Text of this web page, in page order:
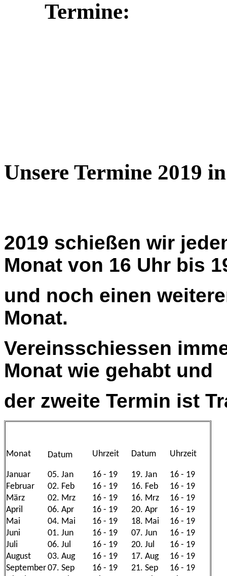
Unsere Termine 2019
2019 schießen wir
Monat von 16 Uhr bis
und noch einen
Monat.
Vereinsschiessen
Monat wie gehabt und
der zweite Termin ist
Monat Datum Uhrzeit Datum Uhrzeit
Januar 05. Jan 16 - 19 19. Jan
16 - 19
Februar
02. Feb 16 - 19 16. Feb
16 - 19
März
02. Mrz 16 - 19 16. Mrz
16 - 19
April
06. Apr 16 - 19 20. Apr
16 - 19
Mai
04. Mai 16 - 19 18. Mai
16 - 19
Juni
01. Jun 16 - 19 07. Jun
16 - 19
Juli
06. Jul 16 - 19 20. Jul
16 - 19
August
03. Aug 16 - 19 17. Aug
16 - 19
September07. Sep 16 - 19 21. Sep
16 - 19